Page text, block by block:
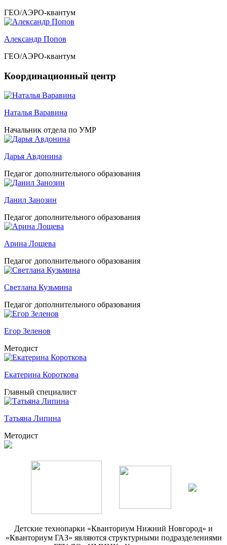
ГЕО/АЭРО-квантум
Александр Попов
ГЕО/АЭРО-квантум
Координационный центр
Наталья Варавина
Начальник отдела по УМР
Дарья Авдонина
Педагог дополнительного образования
Данил Занозин
Педагог дополнительного образования
Арина Лощева
Педагог дополнительного образования
Светлана Кузьмина
Педагог дополнительного образования
Егор Зеленов
Методист
Екатерина Короткова
Главный специалист
Татьяна Липина
Методист
Детские технопарки «Кванториум Нижний Новгород» и
«Кванториум ГАЗ» являются структурными подразделениями